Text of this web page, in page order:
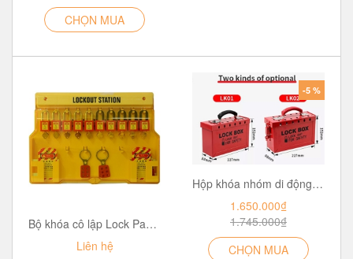
CHỌN MUA
Bộ khóa cô lập Lock Padlock Station BAN-B102
Liên hệ
Hộp khóa nhóm di động bằng thép 12 lỗ khóa LOCKEY LK01
1.650.000₫
1.745.000₫
-5 %
CHỌN MUA